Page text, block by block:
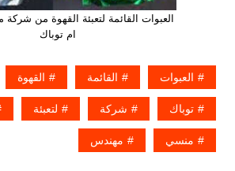
العبوات القائمة لتعبئة القهوة من
ام توباك
العبوات القائمة القهوة
توباك شركة لتعبئة
منسي مهندس